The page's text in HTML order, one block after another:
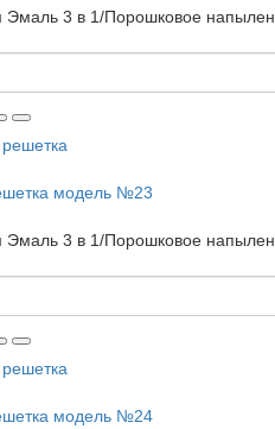
Эмаль 3 в 1/Порошковое
модель №23
Эмаль 3 в 1/Порошковое
модель №24